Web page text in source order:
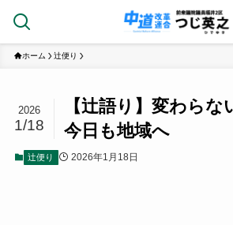
ホーム 辻便り
【辻語り】変わらな
今日も地域へ
2026
1/18
辻便り 2026年1月18日